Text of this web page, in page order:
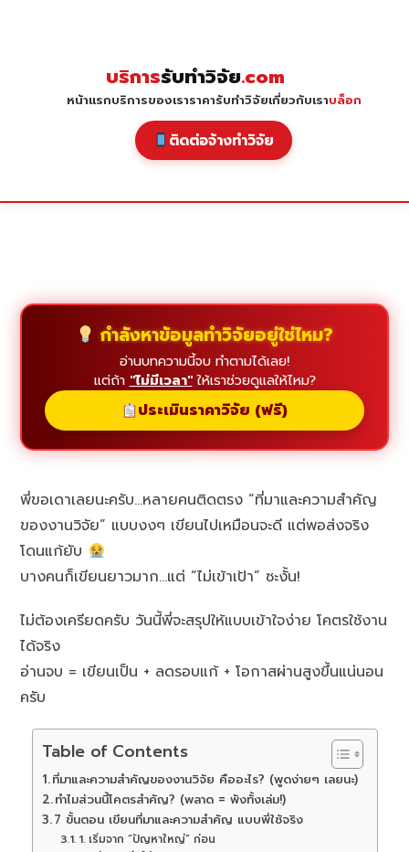
บริการรับทำวิจัย.com
หน้าแรกบริการของเราราคารับทำวิจัยเกี่ยวกับเราบล็อก
ติดต่อจ้างทำวิจัย
กำลังหาข้อมูลทำวิจัยอยู่ใช่ไหม?
อ่านบทความนี้จบ ทำตามได้เลย!
แต่ถ้า "ไม่มีเวลา"ให้เราช่วยดูแลให้ไหม?
ประเมินราคาวิจัย (ฟรี)
พี่ขอเดาเลยนะครับ…หลายคนติดตรง “ที่มาและความสำคัญ
ของงานวิจัย” แบบงงๆ เขียนไปเหมือนจะดี แต่พอส่งจริง
โดนแก้ยับ
บางคนก็เขียนยาวมาก…แต่ “ไม่เข้าเป้า” ซะงั้น!
ไม่ต้องเครียดครับ วันนี้พี่จะสรุปให้แบบเข้าใจง่าย โคตรใช้งาน
ได้จริง
อ่านจบ = เขียนเป็น + ลดรอบแก้ + โอกาสผ่านสูงขึ้นแน่นอน
ครับ
Table of Contents
ที่มาและความสำคัญของงานวิจัย คืออะไร? (พูดง่ายๆ เลยนะ)
ทำไมส่วนนี้โคตรสำคัญ? (พลาด = พังทั้งเล่ม!)
7 ขั้นตอน เขียนที่มาและความสำคัญ แบบพี่ใช้จริง
1. เริ่มจาก “ปัญหาใหญ่” ก่อน